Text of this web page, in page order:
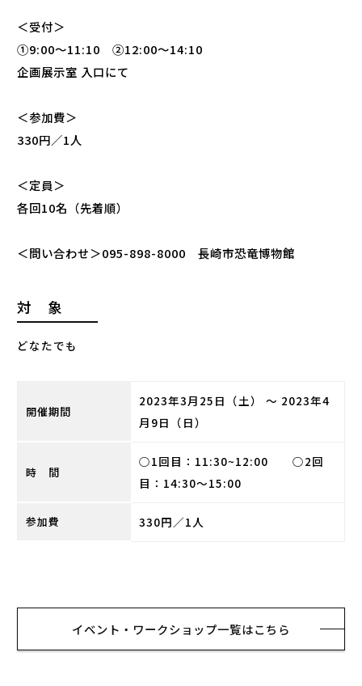
＜受付＞
①9:00〜11:10 ②12:00〜14:10
企画展示室 入口にて
＜参加費＞
330円／1人
＜定員＞
各回10名（先着順）
＜問い合わせ＞095-898-8000 長崎市恐竜博物館
対 象
どなたでも
開催期間
2023年3月25日（土） ～ 2023年4
月9日（日）
時 間
○1回目：11:30~12:00 ○2回
目：14:30〜15:00
参加費 330円／1人
イベント・ワークショップ一覧はこちら